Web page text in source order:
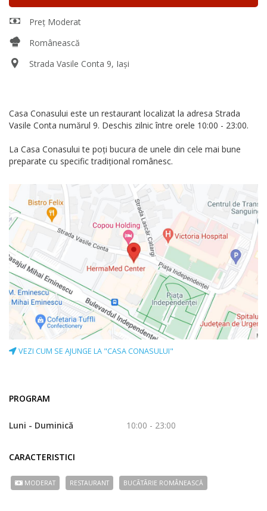
Preț Moderat
Românească
Strada Vasile Conta 9, Iași
Casa Conasului este un restaurant localizat la adresa Strada
Vasile Conta numărul 9. Deschis zilnic între orele 10:00 - 23:00.
La Casa Conasului te poți bucura de unele din cele mai bune
preparate cu specific tradițional românesc.
VEZI CUM SE AJUNGE LA "CASA CONASULUI"
PROGRAM
Luni - Duminică 10:00 - 23:00
CARACTERISTICI
MODERAT RESTAURANT BUCÃTÃRIE ROMÂNEASCĂ